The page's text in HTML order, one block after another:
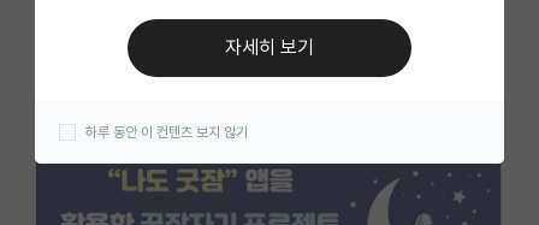
미국 대학원 합격 후기 게시판
대학원 합격 후기 게시판
연구실(PI) 홍보 게시판
자세히 보기
하루 동안 이 컨텐츠 보지 않기